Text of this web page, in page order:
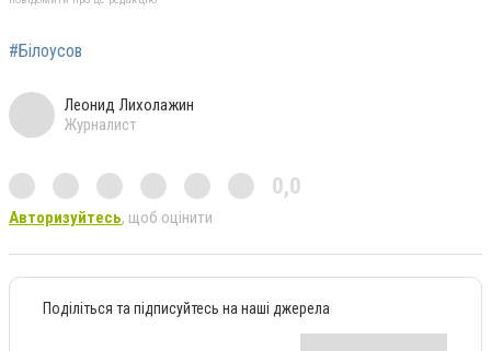
#Білоусов
Леонид Лихолажин
Журналист
0,0
Авторизуйтесь, щоб оцінити
Поділіться та підписуйтесь на наші джерела